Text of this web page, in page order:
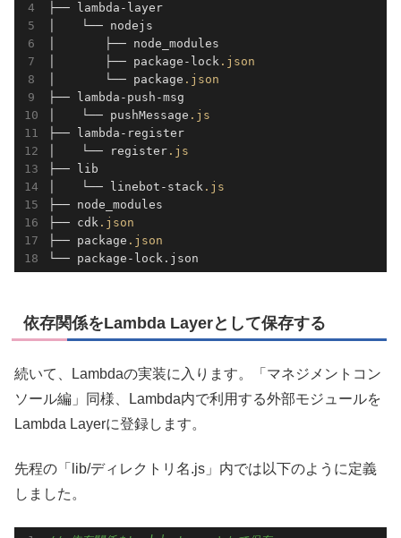
├── lambda-layer
│  　└── nodejs
│　 　　 ├── node_modules
│ 　 　　├── package-lock .json
│ 　 　　└── package .json
├── lambda-push-msg
│ 　 └── pushMessage .js
├── lambda-register
│ 　 └── register .js
├── lib
│ 　 └── linebot-stack .js
├── node_modules
├── cdk .json
├── package .json
└── package-lock.json
依存関係をLambda Layerとして保存する
続いて、Lambdaの実装に入ります。「マネジメントコン
ソール編」同様、Lambda内で利用する外部モジュールを
Lambda Layerに登録します。
先程の「lib/ディレクトリ名.js」内では以下のように定義
しました。